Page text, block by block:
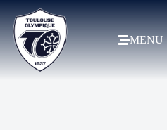
MENU